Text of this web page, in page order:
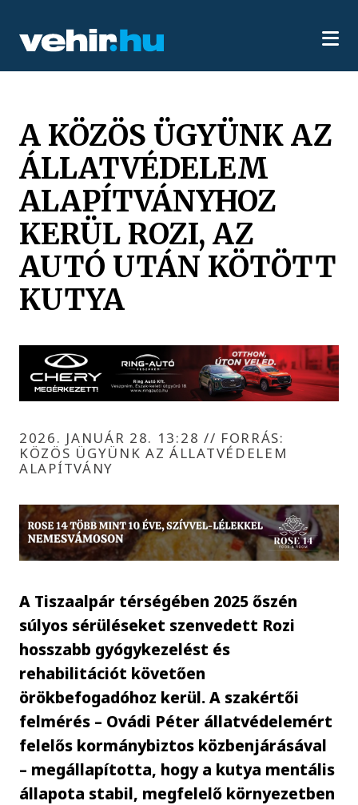
A KÖZÖS ÜGYÜNK AZ
ÁLLATVÉDELEM
ALAPÍTVÁNYHOZ
KERÜL ROZI, AZ
AUTÓ UTÁN KÖTÖTT
KUTYA
2026. JANUÁR 28. 13:28 // FORRÁS:
KÖZÖS ÜGYÜNK AZ ÁLLATVÉDELEM
ALAPÍTVÁNY
A Tiszaalpár térségében 2025 őszén
súlyos sérüléseket szenvedett Rozi
hosszabb gyógykezelést és
rehabilitációt követően
örökbefogadóhoz kerül. A szakértői
felmérés – Ovádi Péter állatvédelemért
felelős kormánybiztos közbenjárásával
– megállapította, hogy a kutya mentális
állapota stabil, megfelelő környezetben